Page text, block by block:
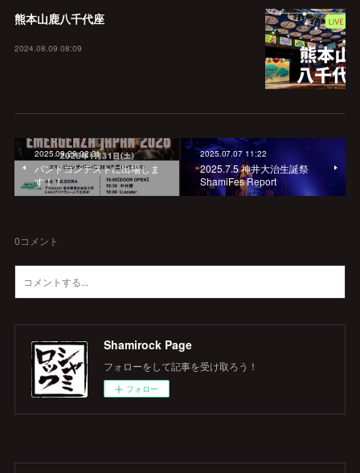
熊本山鹿八千代座
2024.08.09 08:09
2025.09.29 02:31
バンドコンテストに出場しま
す！！
2025.07.07 11:22
2025.7.5 神井大治生誕祭
ShamiFes Report
0コメント
Shamirock Page
フォローをして記事を受け取ろう！
フォロー